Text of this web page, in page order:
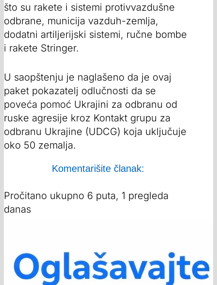
što su rakete i sistemi protivvazdušne
odbrane, municija vazduh-zemlja,
dodatni artiljerijski sistemi, ručne bombe
i rakete Stringer.
U saopštenju je naglašeno da je ovaj
paket pokazatelj odlučnosti da se
poveća pomoć Ukrajini za odbranu od
ruske agresije kroz Kontakt grupu za
odbranu Ukrajine (UDCG) koja uključuje
oko 50 zemalja.
Komentarišite članak:
Pročitano ukupno 6 puta, 1 pregleda
danas